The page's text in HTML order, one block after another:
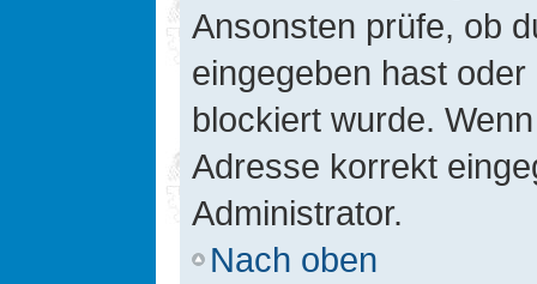
Ansonsten prüfe, ob
eingegeben hast
blockiert wurde.
Adresse korrekt
Administrator.
Nach oben